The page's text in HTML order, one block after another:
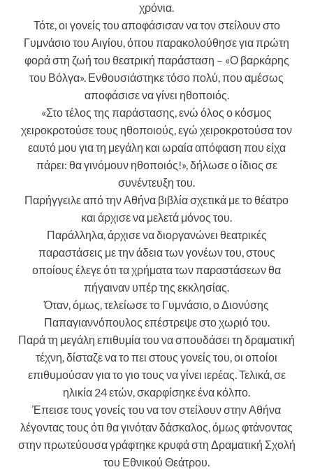
χρόνια.
Τότε, οι γονείς του αποφάσισαν να τον στείλουν στο
Γυμνάσιο του Αιγίου, όπου παρακολούθησε για πρώτη
φορά στη ζωή του θεατρική παράσταση – «Ο βαρκάρης
του Βόλγα». Ενθουσιάστηκε τόσο πολύ, που αμέσως
αποφάσισε να γίνει ηθοποιός.
«Στο τέλος της παράστασης, ενώ όλος ο κόσμος
χειροκροτούσε τους ηθοποιούς, εγώ χειροκροτούσα τον
εαυτό μου για τη μεγάλη και ωραία απόφαση που είχα
πάρει: θα γινόμουν ηθοποιός!», δήλωσε ο ίδιος σε
συνέντευξη του.
Παρήγγειλε από την Αθήνα βιβλία σχετικά με το θέατρο
και άρχισε να μελετά μόνος του.
Παράλληλα, άρχισε να διοργανώνει θεατρικές
παραστάσεις με την άδεια των γονέων του, στους
οποίους έλεγε ότι τα χρήματα των παραστάσεων θα
πήγαιναν υπέρ της εκκλησίας.
Όταν, όμως, τελείωσε το Γυμνάσιο, ο Διονύσης
Παπαγιαννόπουλος επέστρεψε στο χωριό του.
Παρά τη μεγάλη επιθυμία του να σπουδάσει τη δραματική
τέχνη, δίσταζε να το πει στους γονείς του, οι οποίοι
επιθυμούσαν για το γιο τους να γίνει ιερέας. Τελικά, σε
ηλικία 24 ετών, σκαρφίσηκε ένα κόλπο.
Έπεισε τους γονείς του να τον στείλουν στην Αθήνα
λέγοντας τους ότι θα γινόταν δάσκαλος, όμως φτάνοντας
στην πρωτεύουσα γράφτηκε κρυφά στη Δραματική Σχολή
του Εθνικού Θεάτρου.